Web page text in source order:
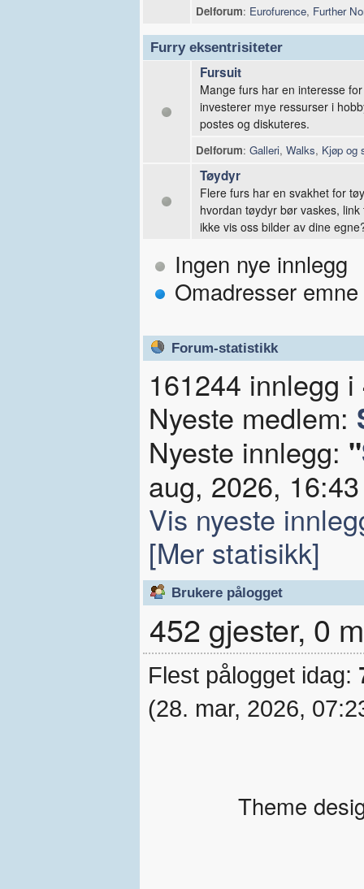
Delforum: Eurofurence, Further
Furry eksentrisiteter
Fursuit
Mange furs har en interesse
investerer mye ressurser i
postes og diskuteres.
Delforum: Galleri, Walks, Kjøp og
Tøydyr
Flere furs har en svakhet for
hvordan tøydyr bør vaskes,
ikke vis oss bilder av dine
Ingen nye innlegg
Omadresser emne
Forum-statistikk
161244 innlegg
Nyeste medlem:
Nyeste innlegg: "
aug, 2026,
Vis nyeste
[Mer statisikk]
Brukere pålogget
452 gjester, 0
Flest pålogget idag:
(28. mar, 2026,
Theme